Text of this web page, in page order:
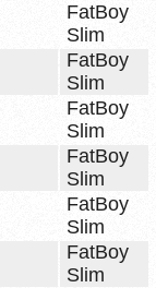
FatBoy
Slim
FatBoy
Slim
FatBoy
Slim
FatBoy
Slim
FatBoy
Slim
FatBoy
Slim